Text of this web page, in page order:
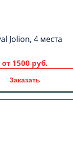
Jolion, 4 места
от 1500 руб.
Заказать